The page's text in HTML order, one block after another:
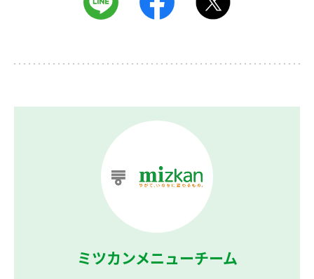
ミツカンメニューチーム